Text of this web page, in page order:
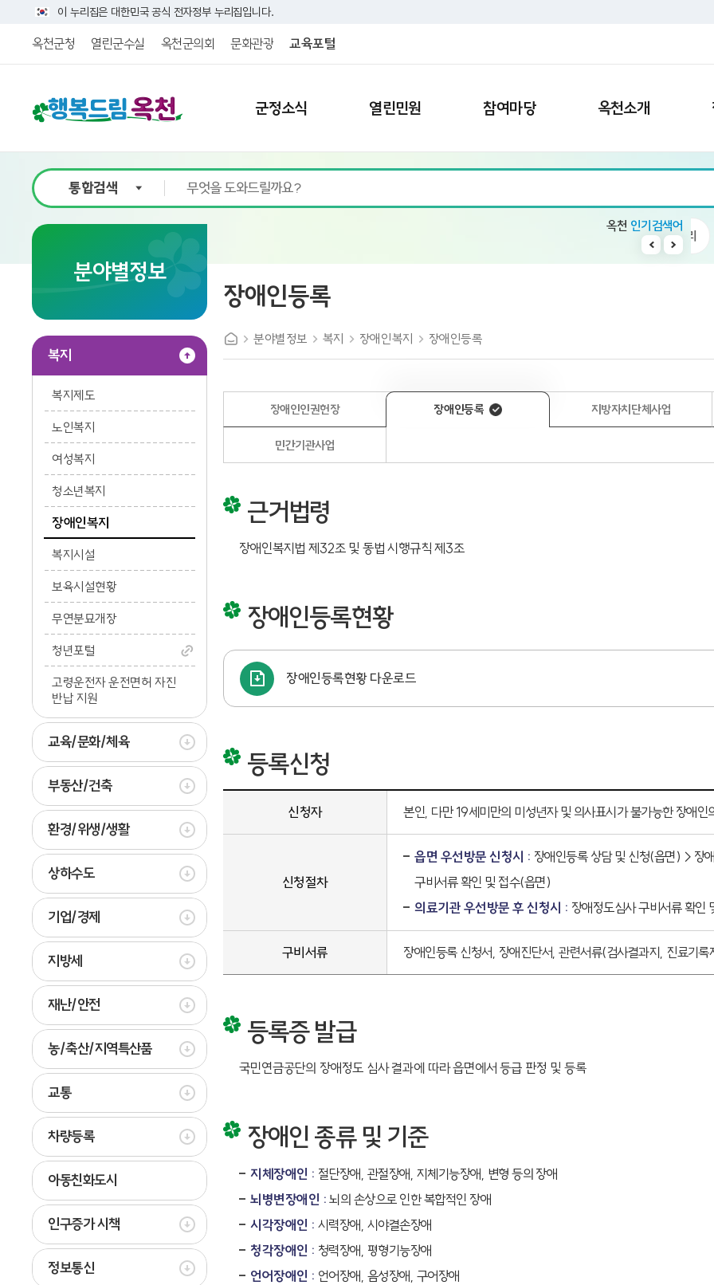
이 누리집은 대한민국 공식 전자정부 누리집입니다.
옥천군청 열린군수실 옥천군의회 문화관광 교육포털
군정소식 열린민원 참여마당 옥천소개
옥천 인기검색어
2 일자리
분야별정보
복지
복지제도
노인복지
여성복지
청소년복지
장애인복지
복지시설
보육시설현황
무연분묘개장
청년포털
고령운전자 운전면허 자진
반납 지원
교육/문화/체육
부동산/건축
환경/위생/생활
상하수도
기업/경제
지방세
재난/안전
농/축산/지역특산품
교통
차량등록
아동친화도시
인구증가 시책
정보통신
장애인등록
분야별정보 복지 장애인복지 장애인등록
장애인인권헌장 장애인등록 지방자치단체사업
민간기관사업
근거법령
장애인복지법 제32조 및 동법 시행규칙 제3조
장애인등록현황
장애인등록현황 다운로드
등록신청
신청자 본인, 다만 19세미만의 미성년자 및 의사표시가 불가능한 장애인
신청절차
읍면 우선방문 신청시 : 장애인등록 상담 및 신청(읍면)→장
구비서류 확인 및 접수(읍면)
의료기관 우선방문 후 신청시 : 장애정도심사 구비서류 확인
구비서류 장애인등록 신청서, 장애진단서, 관련서류(검사결과지, 진료기록
등록증 발급
국민연금공단의 장애정도 심사 결과에 따라 읍면에서 등급 판정 및 등록
장애인 종류 및 기준
지체장애인 : 절단장애, 관절장애, 지체기능장애, 변형 등의 장애
뇌병변장애인 : 뇌의 손상으로 인한 복합적인 장애
시각장애인 : 시력장애, 시야결손장애
청각장애인 : 청력장애, 평형기능장애
언어장애인 : 언어장애, 음성장애, 구어장애